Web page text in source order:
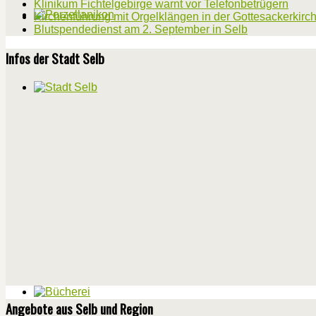
Klinikum Fichtelgebirge warnt vor Telefonbetrügern
Kirchenführung mit Orgelklängen in der
Blutspendedienst am 2. September in Selb
Infos der Stadt Selb
Angebote aus Selb und Region